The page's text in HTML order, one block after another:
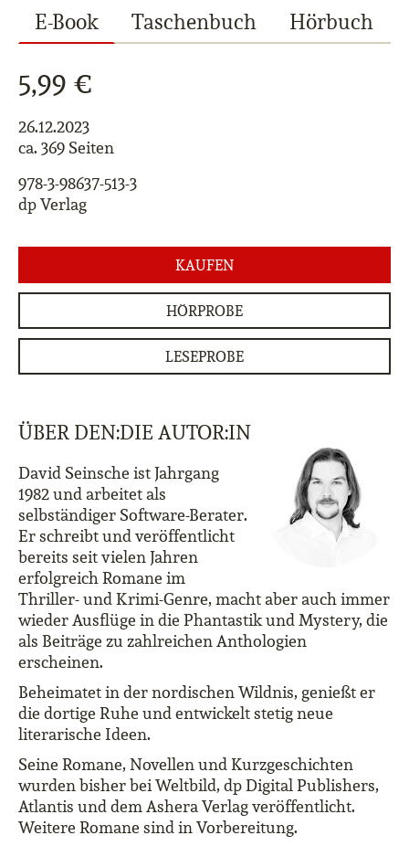
E-Book Taschenbuch Hörbuch
5,99 €
26.12.2023
ca. 369 Seiten
978-3-98637-513-3
dp Verlag
KAUFEN
HÖRPROBE
LESEPROBE
ÜBER DEN:DIE AUTOR:IN
David Seinsche ist Jahrgang
1982 und arbeitet als
selbständiger Software-Berater.
Er schreibt und veröffentlicht
bereits seit vielen Jahren
erfolgreich Romane im
Thriller- und Krimi-Genre, macht aber auch immer
wieder Ausflüge in die Phantastik und Mystery, die
als Beiträge zu zahlreichen Anthologien
erscheinen.
Beheimatet in der nordischen Wildnis, genießt er
die dortige Ruhe und entwickelt stetig neue
literarische Ideen.
Seine Romane, Novellen und Kurzgeschichten
wurden bisher bei Weltbild, dp Digital Publishers,
Atlantis und dem Ashera Verlag veröffentlicht.
Weitere Romane sind in Vorbereitung.